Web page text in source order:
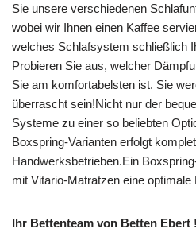
Sie unsere verschiedenen
wobei wir Ihnen einen Kaffee
welches Schlafsystem schließlich
Probieren Sie aus, welcher
Sie am komfortabelsten ist. Sie
überrascht sein!Nicht nur der
Systeme zu einer so beliebten
Boxspring-Varianten erfolgt
Handwerksbetrieben.Ein
mit Vitario-Matratzen eine optimale
Ihr Bettenteam von Betten Ebert !